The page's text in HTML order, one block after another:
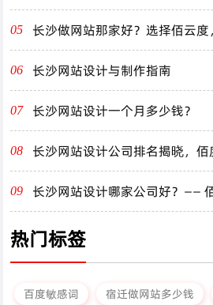
05
长沙做网站那家好？选择佰云
验！
06 长沙网站设计与制作指南
07 长沙网站设计一个月多少钱？
08 长沙网站设计公司排名揭晓，
09 长沙网站设计哪家公司好？——
热门标签
百度敏感词 宿迁做网站多少钱